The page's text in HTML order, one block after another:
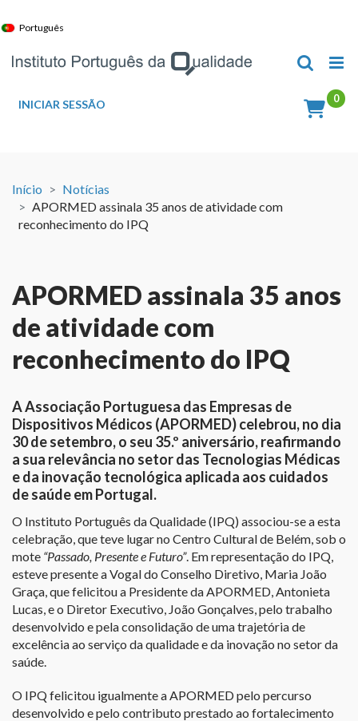
to
Português
INICIAR SESSÃO
Início
Notícias
APORMED assinala 35 anos de atividade com
reconhecimento do IPQ
APORMED assinala 35 anos
de atividade com
reconhecimento do IPQ
A Associação Portuguesa das Empresas de
Dispositivos Médicos (APORMED) celebrou, no dia
30 de setembro, o seu 35.º aniversário, reafirmando
a sua relevância no setor das Tecnologias Médicas
e da inovação tecnológica aplicada aos cuidados
de saúde em Portugal.
O Instituto Português da Qualidade (IPQ) associou-se a esta
celebração, que teve lugar no Centro Cultural de Belém, sob o
mote “Passado, Presente e Futuro”. Em representação do IPQ,
esteve presente a Vogal do Conselho Diretivo, Maria João
Graça, que felicitou a Presidente da APORMED, Antonieta
Lucas, e o Diretor Executivo, João Gonçalves, pelo trabalho
desenvolvido e pela consolidação de uma trajetória de
excelência ao serviço da qualidade e da inovação no setor da
saúde.
O IPQ felicitou igualmente a APORMED pelo percurso
desenvolvido e pelo contributo prestado ao fortalecimento